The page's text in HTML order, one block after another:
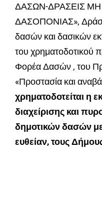
ΔΑΣΩΝ-ΔΡΑΣΕΙΣ
ΔΑΣΟΠΟΝΙΑΣ»,
δασών και δασικών
του χρηματοδοτικού
Φορέα Δασών , του
«Προστασία και
χρηματοδοτείται η
διαχείρισης και
δημοτικών δασών
ευθείαν, τους